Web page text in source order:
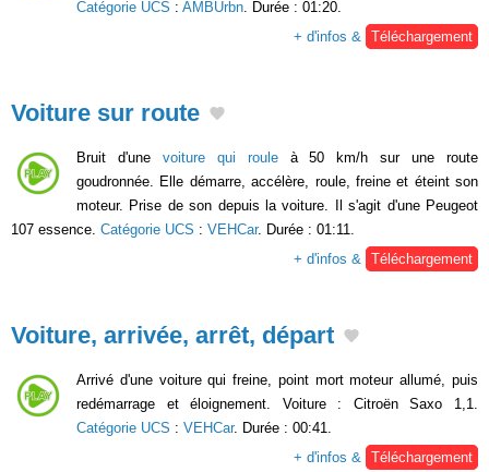
Catégorie UCS : AMBUrbn. Durée : 01:20.
+ d'infos & Téléchargement
Voiture sur route
Bruit d'une voiture qui rouleà 50 km/h sur une route
goudronnée. Elle démarre, accélère, roule, freine et éteint son
moteur. Prise de son depuis la voiture. Il s'agit d'une Peugeot
107 essence. Catégorie UCS : VEHCar. Durée : 01:11.
+ d'infos &
Téléchargement
Voiture, arrivée, arrêt, départ
Arrivé d'une voiture qui freine, point mort moteur allumé, puis
redémarrage et éloignement. Voiture : Citroën Saxo 1,1.
Catégorie UCS : VEHCar. Durée : 00:41.
+ d'infos &
Téléchargement